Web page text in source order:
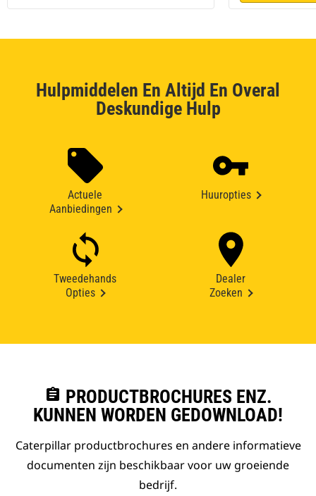
Hulpmiddelen En Altijd En Overal
Deskundige Hulp
Actuele
Aanbiedingen
Huuropties
Tweedehands
Opties
Dealer
Zoeken
assignment PRODUCTBROCHURES ENZ.
KUNNEN WORDEN GEDOWNLOAD!
Caterpillar productbrochures en andere informatieve
documenten zijn beschikbaar voor uw groeiende
bedrijf.